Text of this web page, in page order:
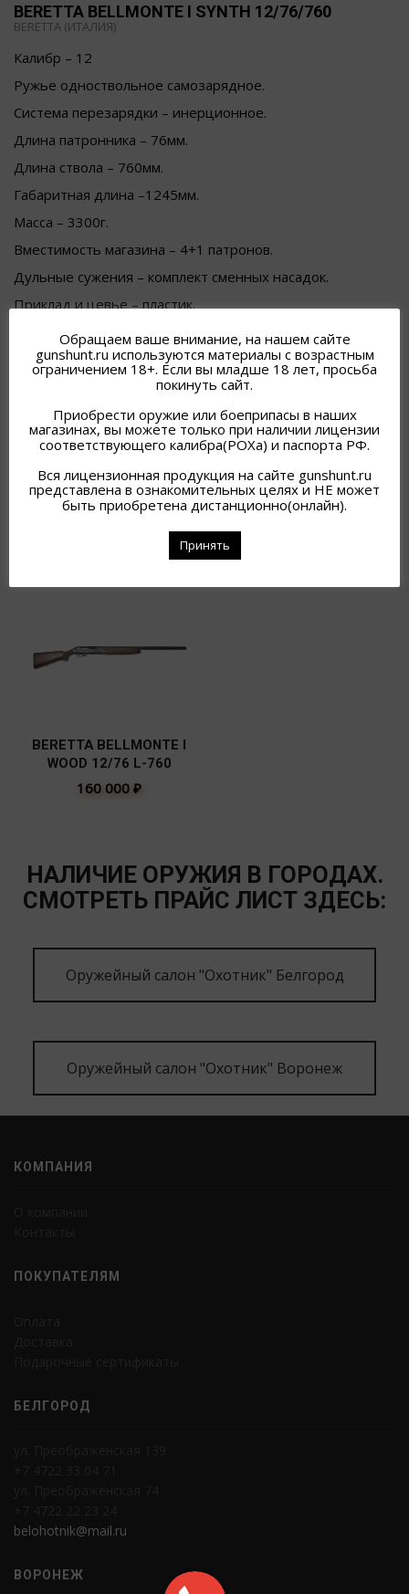
BERETTA BELLMONTE I SYNTH 12/76/760
BERETTА (ИТАЛИЯ)
Калибр – 12
Ружье одноствольное самозарядное.
Система перезарядки – инерционное.
Длина патронника – 76мм.
Длина ствола – 760мм.
Габаритная длина –1245мм.
Масса – 3300г.
Вместимость магазина – 4+1 патронов.
Дульные сужения – комплект сменных насадок.
Приклад и цевье – пластик.
145 000₽
АРТИКУЛ:Н/Д
ПОХОЖИЕ ТОВАРЫ
BERETTA BELLMONTE I
WOOD 12/76 L-760
160 000 ₽
НАЛИЧИЕ ОРУЖИЯ В ГОРОДАХ.
СМОТРЕТЬ ПРАЙС ЛИСТ ЗДЕСЬ:
Оружейный салон "Охотник" Белгород
Оружейный салон "Охотник" Воронеж
КОМПАНИЯ
ПОКУПАТЕЛЯМ
БЕЛГОРОД
belohotnik@mail.ru
ВОРОНЕЖ
Обращаем ваше внимание, на нашем сайте
gunshunt.ru используются материалы с возрастным
ограничением 18+. Если вы младше 18 лет, просьба
покинуть сайт.
Приобрести оружие или боеприпасы в наших
магазинах, вы можете только при наличии лицензии
соответствующего калибра(РОХа) и паспорта РФ.
Вся лицензионная продукция на сайте gunshunt.ru
представлена в ознакомительных целях и НЕ может
быть приобретена дистанционно(онлайн).
Принять